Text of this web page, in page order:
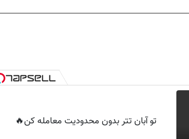
تو آبان تتر بدون محدودیت معامله کن🔥